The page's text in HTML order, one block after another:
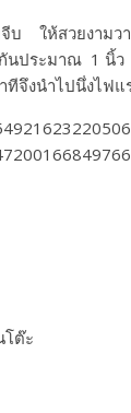
ให้สวยงามวา
กันประมาณ 1 นิ้ว
จึงนำไปนึ่งไฟแ
โต๊ะ